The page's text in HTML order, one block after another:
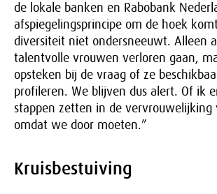
de lokale banken en Rabobank
afspiegelingsprincipe om de hoek
diversiteit niet ondersneeuwt. Alleen
talentvolle vrouwen verloren gaan,
opsteken bij de vraag of ze
profileren. We blijven dus alert. Of ik
stappen zetten in de
omdat we door moeten.”
Kruisbestuiving